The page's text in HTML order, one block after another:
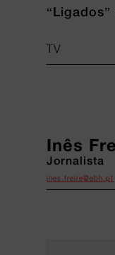
TV
Inês
Jornalista
ines.freire@ebh.pt